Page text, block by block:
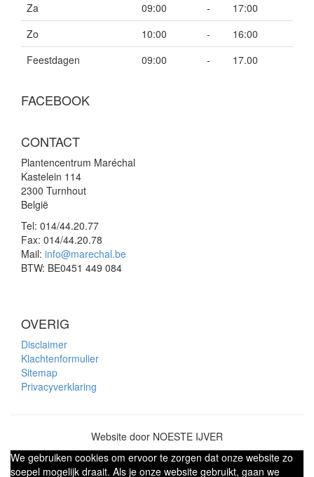
Za
09:00 -
17:00
Zo
10:00 -
16:00
Feestdagen
09:00 - 17.00
FACEBOOK
CONTACT
Plantencentrum Maréchal
Kastelein 114
2300 Turnhout
België
Tel: 014/44.20.77
Fax: 014/44.20.78
Mail: info@marechal.be
BTW: BE0451 449 084
OVERIG
Disclaimer
Klachtenformulier
Sitemap
Privacyverklaring
Website door NOESTE IJVER
We gebruiken cookies om ervoor te zorgen dat onze website zo
soepel mogelijk draait. Als je onze website gebruikt, gaan we